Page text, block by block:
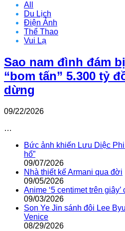
All
Du Lịch
Điện Ảnh
Thể Thao
Vui Lạ
Sao nam đình đám
“bom tấn” 5.300 tỷ
dừng
09/22/2026
…
Bức ảnh khiến Lưu Diệc
hổ”
09/07/2026
Nhà thiết kế Armani qua đời
09/05/2026
Anime ‘5 centimet trên
09/03/2026
Son Ye Jin sánh đôi Lee
Venice
08/29/2026